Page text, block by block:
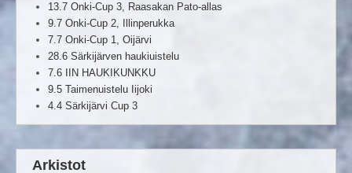
13.7 Onki-Cup 3, Raasakan Pato-allas
9.7 Onki-Cup 2, Illinperukka
7.7 Onki-Cup 1, Oijärvi
28.6 Särkijärven haukiuistelu
7.6 IIN HAUKIKUNKKU
9.5 Taimenuistelu Iijoki
4.4 Särkijärvi Cup 3
Arkistot